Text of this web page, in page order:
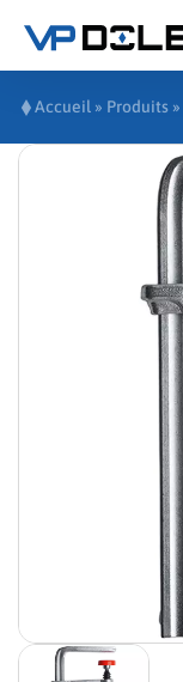
Accueil » Produits »